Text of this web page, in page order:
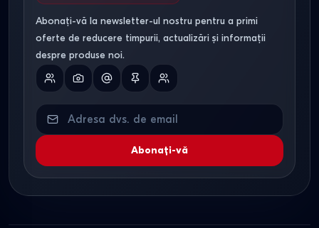
Abonați-vă la newsletter-ul nostru pentru a primi
oferte de reducere timpurii, actualizări și informații
despre produse noi.
Abonați-vă